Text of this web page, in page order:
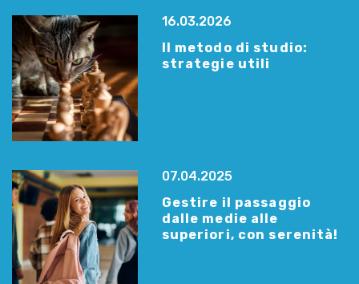
16.03.2026
Il metodo di studio:
strategie utili
07.04.2025
Gestire il passaggio
dalle medie alle
superiori, con serenità!